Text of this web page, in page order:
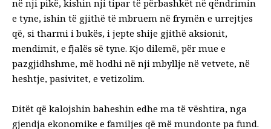
në nji pikë, kishin nji tipar të përbashkët në qëndrimin
e tyne, ishin të gjithë të mbruem në frymën e urrejtjes
që, si tharmi i bukës, i jepte shije gjithë aksionit,
mendimit, e fjalës së tyne. Kjo dilemë, për mue e
pazgjidhshme, më hodhi në nji mbyllje në vetvete, në
heshtje, pasivitet, e vetizolim.
Ditët që kalojshin baheshin edhe ma të vështira, nga
gjendja ekonomike e familjes që më mundonte pa fund.